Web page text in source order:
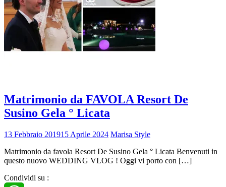
Matrimonio da FAVOLA Resort De
Susino Gela ° Licata
13 Febbraio 201915 Aprile 2024 Marisa Style
Matrimonio da favola Resort De Susino Gela ° Licata Benvenuti in
questo nuovo WEDDING VLOG ! Oggi vi porto con […]
Condividi su :